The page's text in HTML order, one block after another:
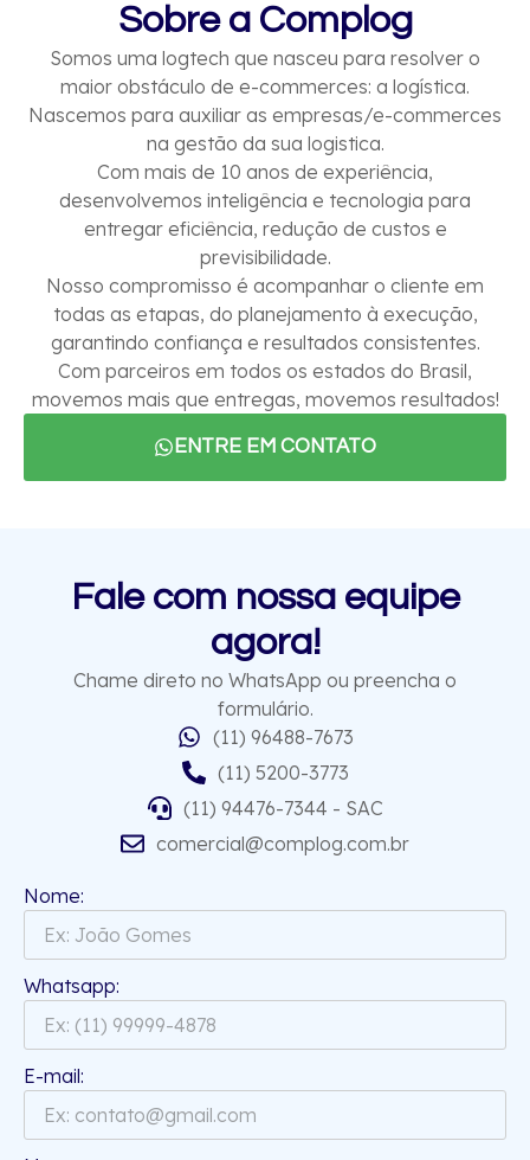
Sobre a Complog
Somos uma logtech que nasceu para resolver o
maior obstáculo de e-commerces: a logística.
Nascemos para auxiliar as empresas/e-commerces
na gestão da sua logistica.
Com mais de 10 anos de experiência,
desenvolvemos inteligência e tecnologia para
entregar eficiência, redução de custos e
previsibilidade.
Nosso compromisso é acompanhar o cliente em
todas as etapas, do planejamento à execução,
garantindo confiança e resultados consistentes.
Com parceiros em todos os estados do Brasil,
movemos mais que entregas, movemos resultados!
ENTRE EM CONTATO
Fale com nossa equipe
agora!
Chame direto no WhatsApp ou preencha o
formulário.
(11) 96488-7673
(11) 5200-3773
(11) 94476-7344 - SAC
comercial@complog.com.br
Nome:
Whatsapp:
E-mail: